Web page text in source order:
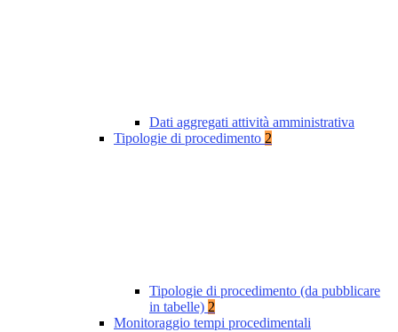
Dati aggregati attività amministrativa
Tipologie di procedimento 2
Tipologie di procedimento (da pubblicare
in tabelle) 2
Monitoraggio tempi procedimentali